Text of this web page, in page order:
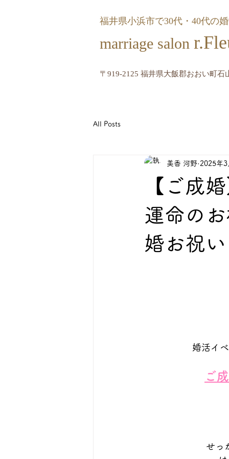
福井県小浜市で30代・40代の
marriage salon
〒919-2125 福井県大飯郡おおい町
All Posts
【ご成
運命の
婚お祝
美香 河野 2025年
婚活イ
ご
せっ